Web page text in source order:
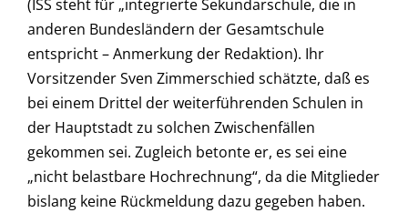
(ISS steht für „integrierte Sekundarschule, die in
anderen Bundesländern der Gesamtschule
entspricht – Anmerkung der Redaktion). Ihr
Vorsitzender Sven Zimmerschied schätzte, daß es
bei einem Drittel der weiterführenden Schulen in
der Hauptstadt zu solchen Zwischenfällen
gekommen sei. Zugleich betonte er, es sei eine
„nicht belastbare Hochrechnung“, da die Mitglieder
bislang keine Rückmeldung dazu gegeben haben.